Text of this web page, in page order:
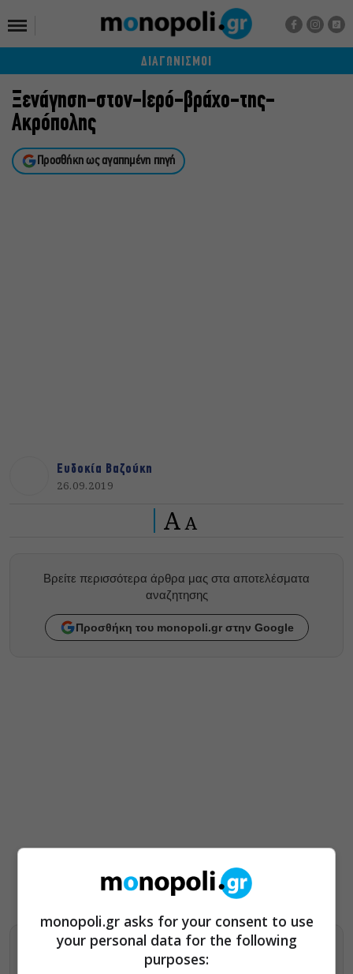
ΔΙΑΓΩΝΙΣΜΟΙ
Ξενάγηση-στον-Ιερό-βράχο-της-
Ακρόπολης
Προσθήκη ως αγαπημένη πηγή
Ευδοκία Βαζούκη
26.09.2019
A A
Βρείτε περισσότερα άρθρα μας στα αποτελέσματα
αναζητησης
Προσθήκη του monopoli.gr στην Google
Βρείτε περισσότερα άρθρα μας στα αποτελέσματα
αναζητησης
monopoli.gr asks for your consent to use
your personal data for the following
purposes: